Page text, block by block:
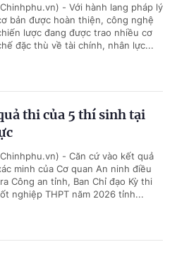
- Với hành lang pháp lý
bản được hoàn thiện, công nghệ
lược đang được trao nhiều cơ
đặc thù về tài chính, nhân lực...
thi của 5 thí sinh tại
- Căn cứ vào kết quả
minh của Cơ quan An ninh điều
Công an tỉnh, Ban Chỉ đạo Kỳ thi
nghiệp THPT năm 2026 tỉnh...